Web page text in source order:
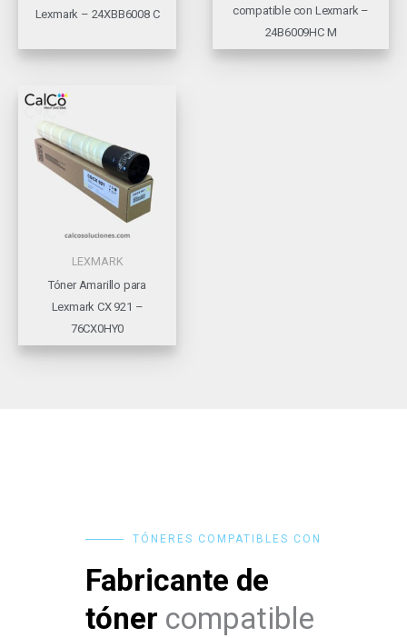
Lexmark – 24XBB6008 C
compatible con Lexmark –
24B6009HC M
LEXMARK
Tóner Amarillo para
Lexmark CX 921 –
76CX0HY0
TÓNERES COMPATIBLES CON
Fabricante de
tóner compatible